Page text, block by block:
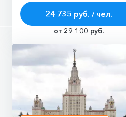
24 735 руб. / чел.
от 29 100 руб.